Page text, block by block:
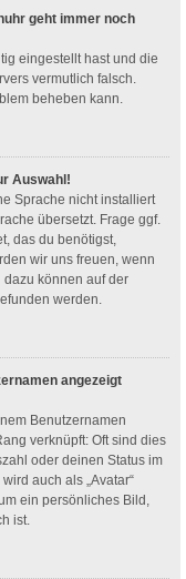
geht immer noch
eingestellt hast und die
vermutlich falsch.
beheben kann.
Auswahl!
Sprache nicht installiert
übersetzt. Frage ggf.
das du benötigst,
wir uns freuen, wenn
dazu können auf der
werden.
angezeigt
Benutzernamen
verknüpft: Oft sind dies
oder deinen Status im
auch als „Avatar“
ein persönliches Bild,
ist.